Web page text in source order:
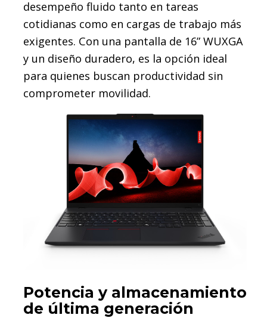
desempeño fluido tanto en tareas
cotidianas como en cargas de trabajo más
exigentes. Con una pantalla de 16” WUXGA
y un diseño duradero, es la opción ideal
para quienes buscan productividad sin
comprometer movilidad.
Potencia y almacenamiento
de última generación